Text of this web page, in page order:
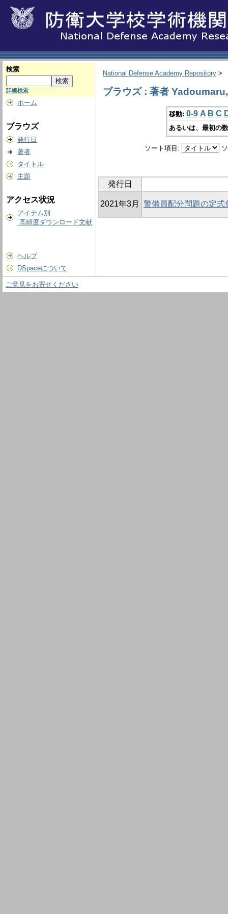
検索
詳細検索
ホーム
ブラウズ
発行日
著者
タイトル
主題
アクセス状況
アイテム別
高頻度ダウンロード文献
ヘルプ
DSpaceについて
National Defense Academy Repository >
ブラウズ : 著者
移動: 0-9 A B C
あるいは、最初の
ソート項目:
発行日
2021年3月 警備員配分問題の定式
ご意見をお寄せください